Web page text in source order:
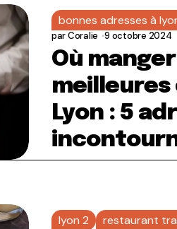
bonnes adresses à
parCoralie 9 octobre 2024
Où
meilleures
Lyon : 5
lyon 2 restaurant